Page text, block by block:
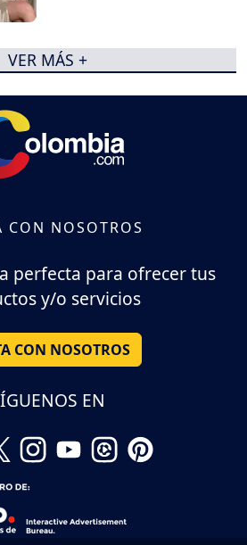
VER MÁS +
CON NOSOTROS
perfecta para ofrecer tus
y/o servicios
CON NOSOTROS
EN